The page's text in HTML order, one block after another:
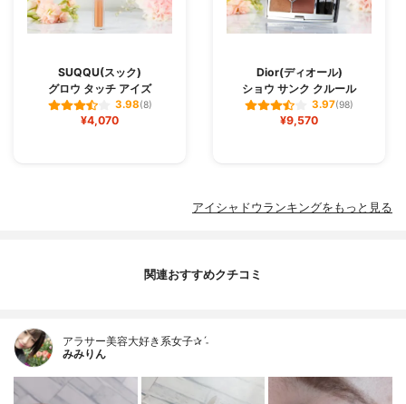
SUQQU(スック)
グロウ タッチ アイズ
3.98(8)
¥4,070
Dior(ディオール)
ショウ サンク クルール
3.97(98)
¥9,570
アイシャドウランキングをもっと見る
関連おすすめクチコミ
アラサー美容大好き系女子✰ˊ˗
みみりん